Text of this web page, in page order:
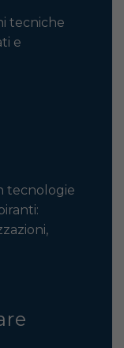
tecniche
e
tecnologie